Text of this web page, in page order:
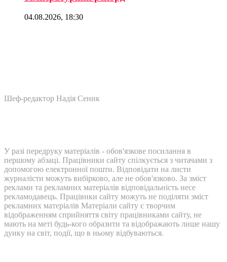
04.08.2026, 18:30
Шеф-редактор Надія Сеник
У разі передруку матеріалів - обов'язкове посилання в
першому абзаці. Працівники сайту спілкується з читачами з
допомогою електронної пошти. Відповідати на листи
журналісти можуть вибірково, але не обов'язково. За зміст
реклами та рекламних матеріалів відповідальність несе
рекламодавець. Працівнки сайту можуть не поділяти зміст
рекламних матеріалів Матеріали сайту є творчим
відображенням сприйняття світу працівниками сайту, не
мають на меті будь-кого образити та відображають лише нашу
дуику на світ, події, що в ньому відбуваються.